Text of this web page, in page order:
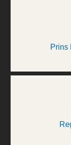
Prins